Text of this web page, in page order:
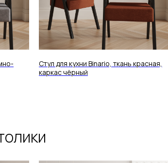
Стул для кухни Binario, ткань красная,
каркас чёрный